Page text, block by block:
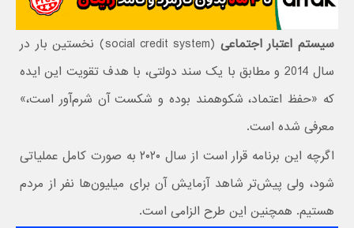
سیستم اعتبار اجتماعی
(social credit system) نخستین بار در
سال 2014 و مطابق با یک سند دولتی، با هدف تقویت این ایده
که «حفظ اعتماد، شکوهمند بوده و شکست آن شرم‌آور است،»
معرفی شده است.
اگرچه این برنامه قرار است از سال ۲۰۲۰ به صورت کامل عملیاتی
شود، ولی پیش‌تر شاهد آزمایش آن برای میلیون‌ها نفر از مردم
هستیم. همچنین این طرح الزامی است.